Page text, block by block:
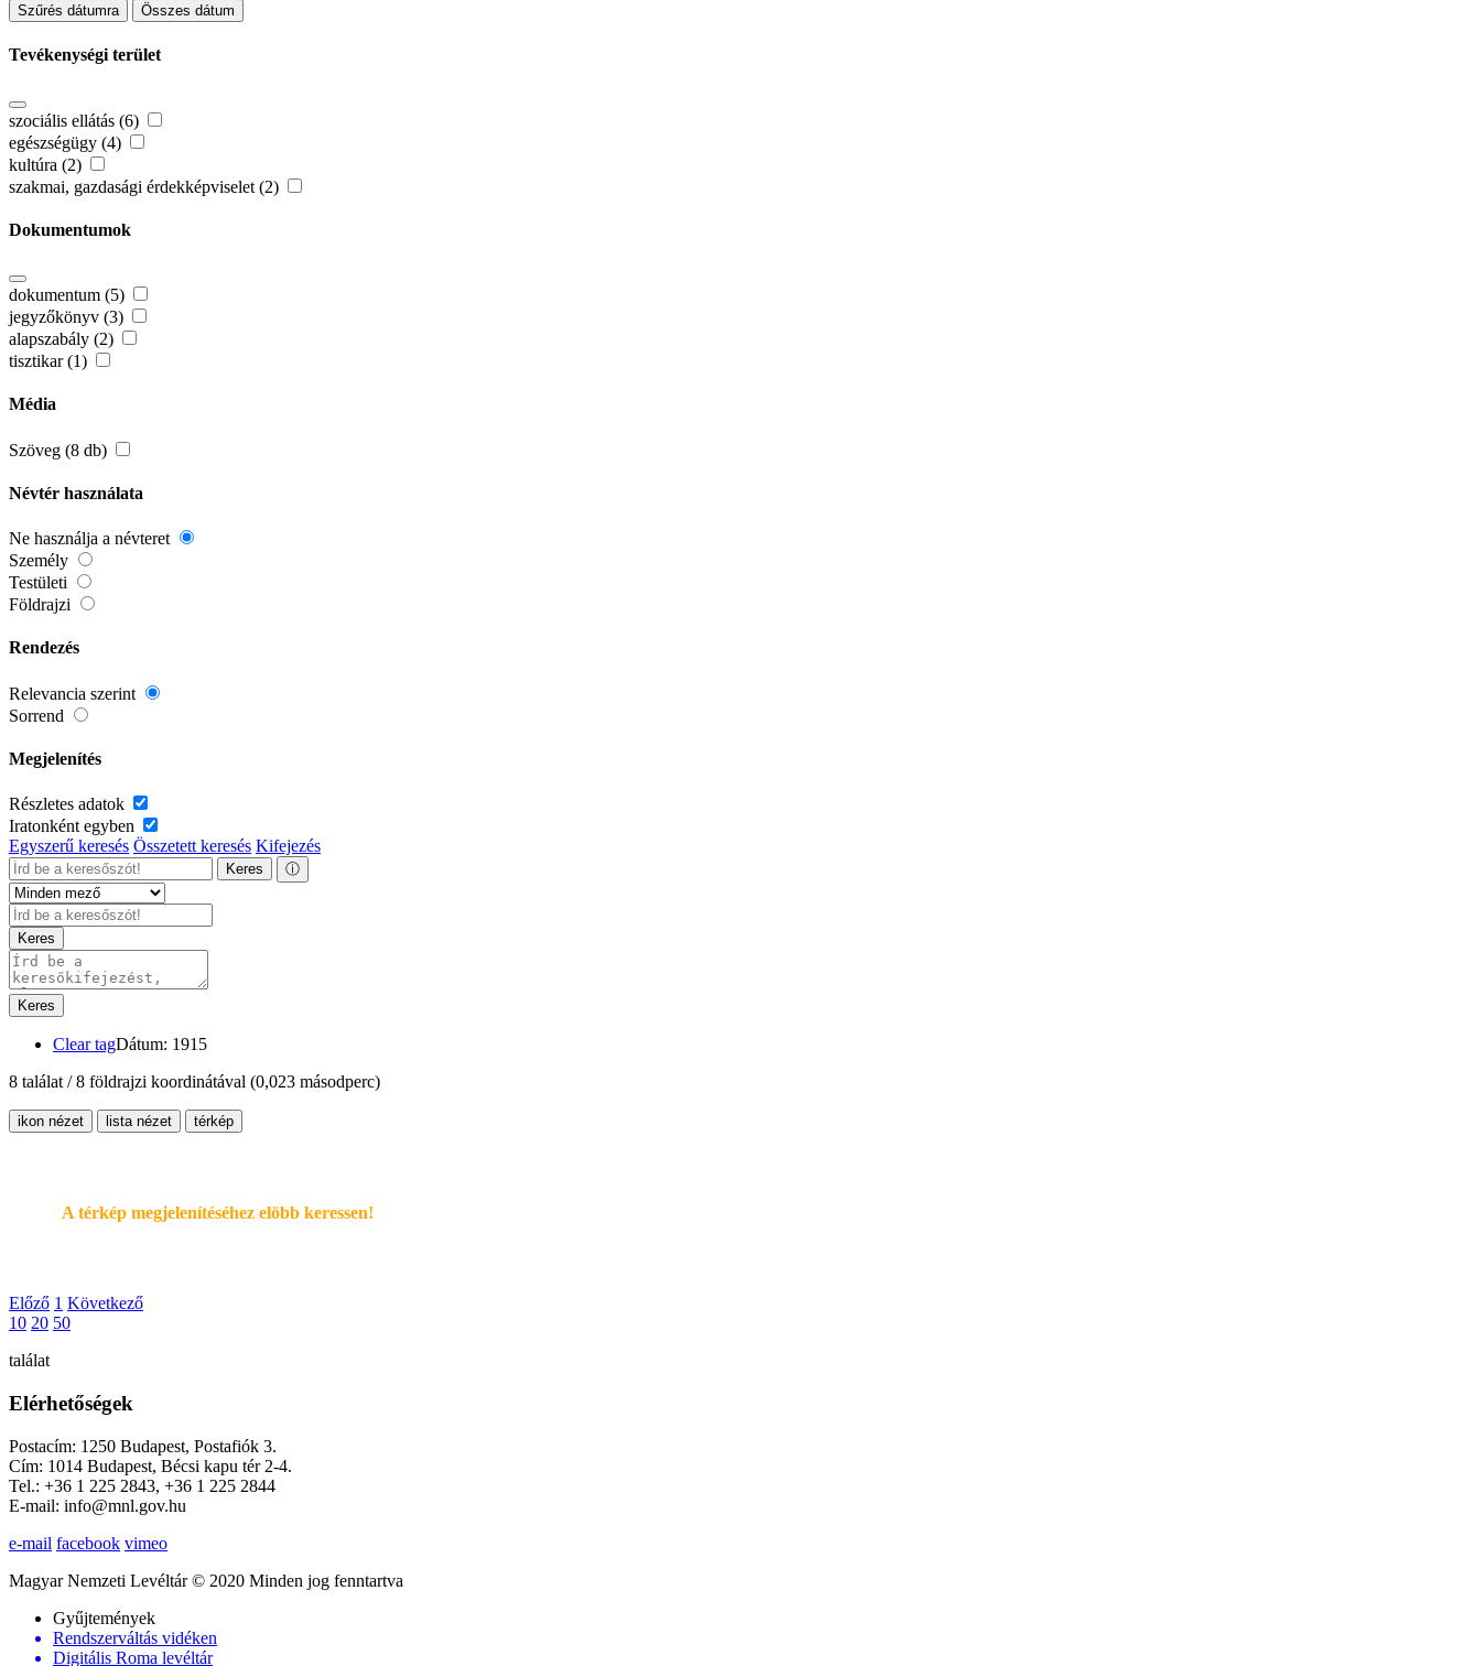
Szűrés dátumra Összes dátum
Tevékenységi terület
szociális ellátás (6)
egészségügy (4)
kultúra (2)
szakmai, gazdasági érdekképviselet (2)
Dokumentumok
dokumentum (5)
jegyzőkönyv (3)
alapszabály (2)
tisztikar (1)
Média
Szöveg (8 db)
Névtér használata
Ne használja a névteret
Személy
Testületi
Földrajzi
Rendezés
Relevancia szerint
Sorrend
Megjelenítés
Részletes adatok
Iratonként egyben
Egyszerű keresés Összetett keresés Kifejezés
Keres ⓘ
Keres
Keres
Clear tagDátum: 1915
8 találat / 8 földrajzi koordinátával (0,023 másodperc)
ikon nézet lista nézet térkép
A térkép megjelenítéséhez elöbb keressen!
Előző 1 Következő
10 20 50
találat
Elérhetőségek
Postacím: 1250 Budapest, Postafiók 3.
Cím: 1014 Budapest, Bécsi kapu tér 2-4.
Tel.: +36 1 225 2843, +36 1 225 2844
E-mail: info@mnl.gov.hu
e-mail facebook vimeo
Magyar Nemzeti Levéltár © 2020 Minden jog fenntartva
Gyűjtemények
Rendszerváltás vidéken
Digitális Roma levéltár